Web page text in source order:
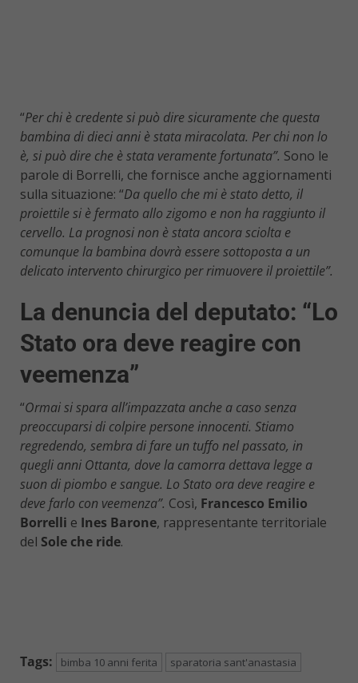
“Per chi è credente si può dire sicuramente che questa
bambina di dieci anni è stata miracolata. Per chi non lo
è, si può dire che è stata veramente fortunata”. Sono le
parole di Borrelli, che fornisce anche aggiornamenti
sulla situazione: “Da quello che mi è stato detto, il
proiettile si è fermato allo zigomo e non ha raggiunto il
cervello. La prognosi non è stata ancora sciolta e
comunque la bambina dovrà essere sottoposta a un
delicato intervento chirurgico per rimuovere il proiettile”.
La denuncia del deputato: “Lo
Stato ora deve reagire con
veemenza”
“Ormai si spara all’impazzata anche a caso senza
preoccuparsi di colpire persone innocenti. Stiamo
regredendo, sembra di fare un tuffo nel passato, in
quegli anni Ottanta, dove la camorra dettava legge a
suon di piombo e sangue. Lo Stato ora deve reagire e
deve farlo con veemenza”. Così, Francesco Emilio
Borrelli e Ines Barone, rappresentante territoriale
del Sole che ride.
Tags: bimba 10 anni ferita sparatoria sant'anastasia